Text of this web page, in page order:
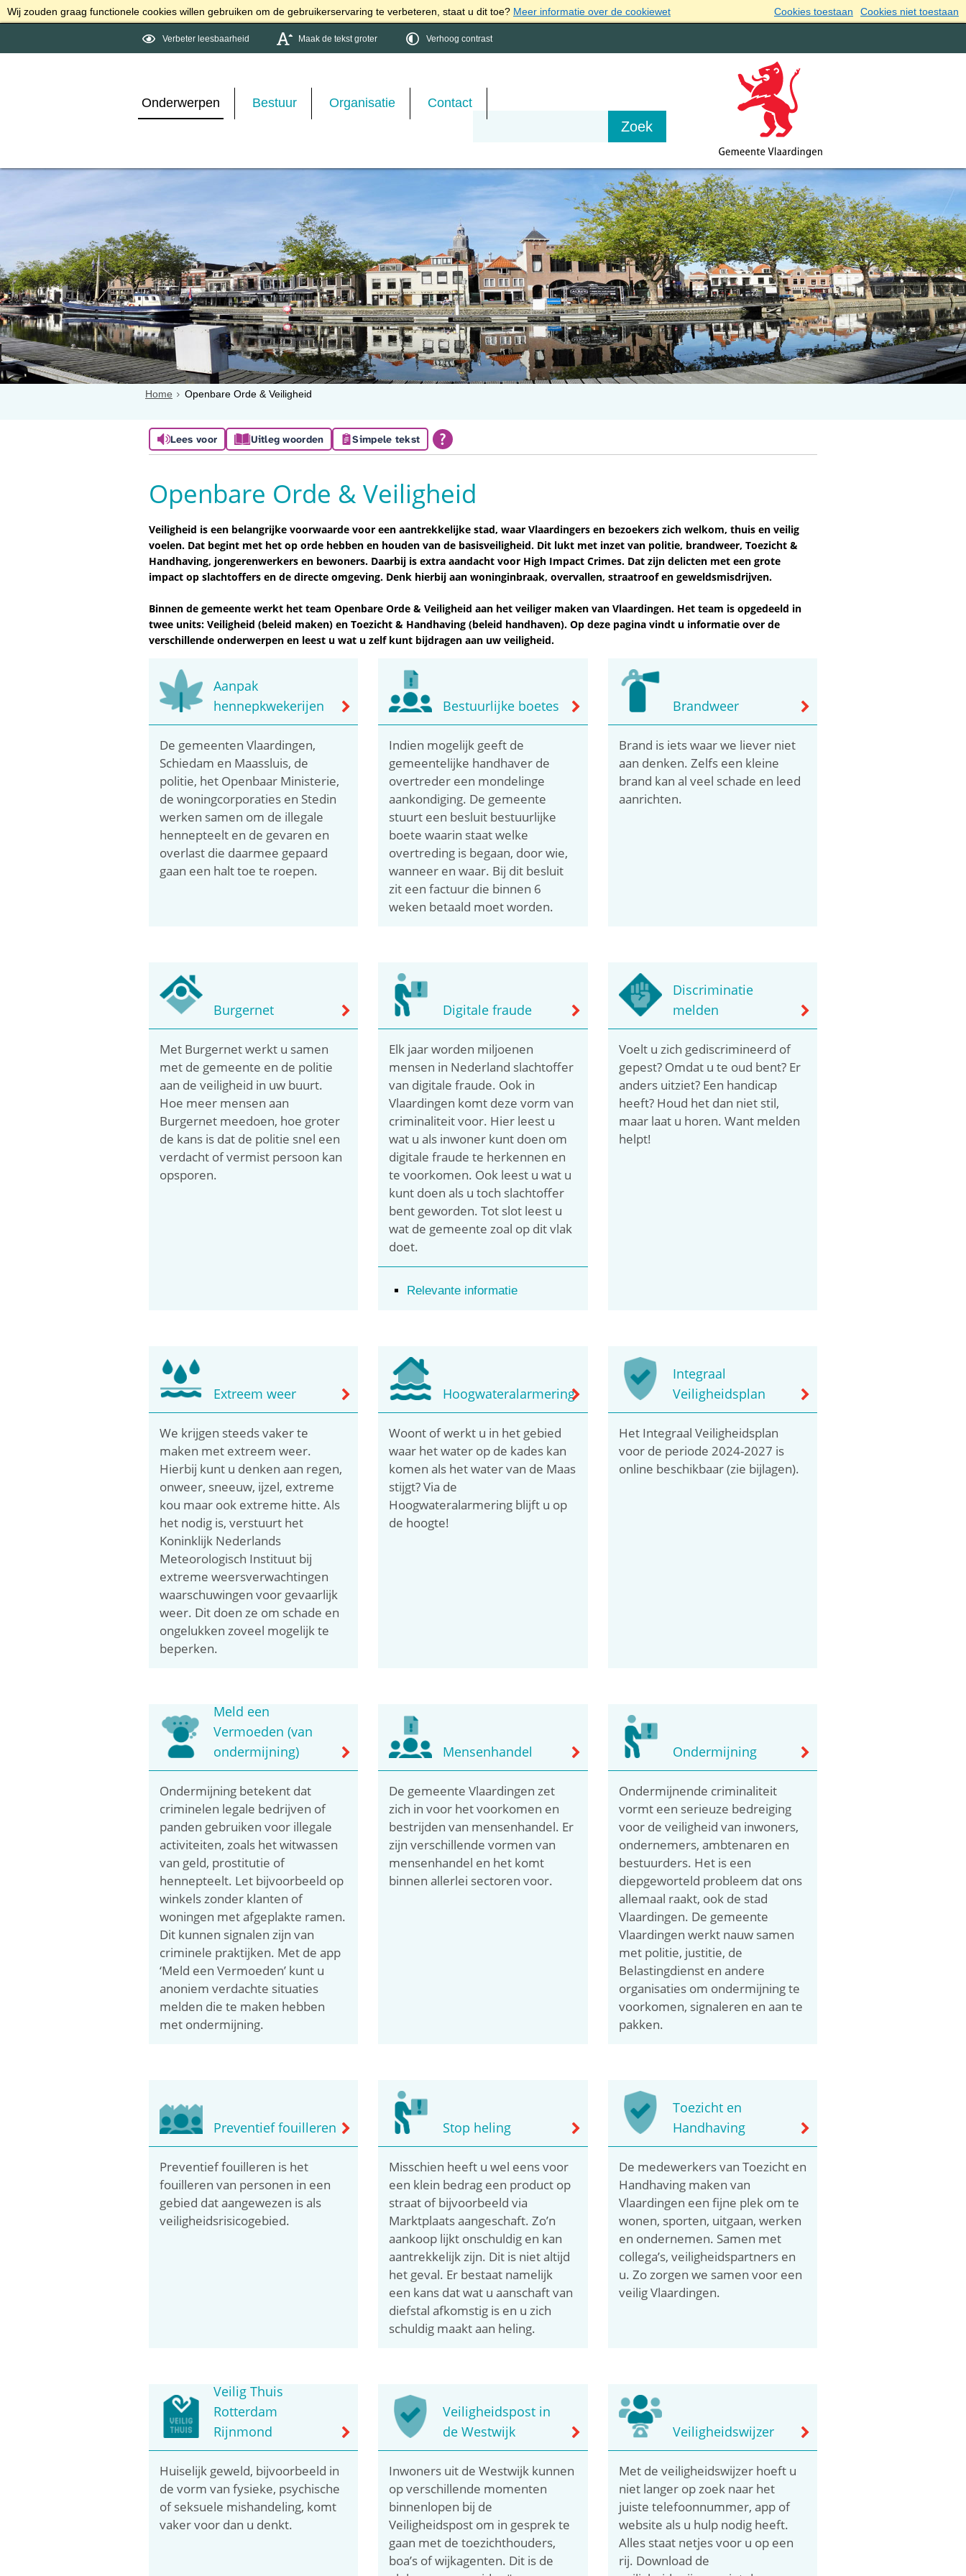
Wij zouden graag functionele cookies willen gebruiken om de gebruikerservaring te verbeteren, staat u dit toe? Meer informatie over de cookiewet Cookies toestaan Cookies niet toestaan
Verbeter leesbaarheid Maak de tekst groter Verhoog contrast
Onderwerpen Bestuur Organisatie Contact
Home Openbare Orde & Veiligheid
Lees voor Uitleg woorden Simpele tekst
Openbare Orde & Veiligheid
Veiligheid is een belangrijke voorwaarde voor een aantrekkelijke stad, waar Vlaardingers en bezoekers zich welkom, thuis en veilig
voelen. Dat begint met het op orde hebben en houden van de basisveiligheid. Dit lukt met inzet van politie, brandweer, Toezicht &
Handhaving, jongerenwerkers en bewoners. Daarbij is extra aandacht voor High Impact Crimes. Dat zijn delicten met een grote
impact op slachtoffers en de directe omgeving. Denk hierbij aan woninginbraak, overvallen, straatroof en geweldsmisdrijven.
Binnen de gemeente werkt het team Openbare Orde & Veiligheid aan het veiliger maken van Vlaardingen. Het team is opgedeeld in
twee units: Veiligheid (beleid maken) en Toezicht & Handhaving (beleid handhaven). Op deze pagina vindt u informatie over de
verschillende onderwerpen en leest u wat u zelf kunt bijdragen aan uw veiligheid.
Aanpak
hennepkwekerijen
De gemeenten Vlaardingen,
Schiedam en Maassluis, de
politie, het Openbaar Ministerie,
de woningcorporaties en Stedin
werken samen om de illegale
hennepteelt en de gevaren en
overlast die daarmee gepaard
gaan een halt toe te roepen.
Bestuurlijke boetes
Indien mogelijk geeft de
gemeentelijke handhaver de
overtreder een mondelinge
aankondiging. De gemeente
stuurt een besluit bestuurlijke
boete waarin staat welke
overtreding is begaan, door wie,
wanneer en waar. Bij dit besluit
zit een factuur die binnen 6
weken betaald moet worden.
Brandweer
Brand is iets waar we liever niet
aan denken. Zelfs een kleine
brand kan al veel schade en leed
aanrichten.
Burgernet
Met Burgernet werkt u samen
met de gemeente en de politie
aan de veiligheid in uw buurt.
Hoe meer mensen aan
Burgernet meedoen, hoe groter
de kans is dat de politie snel een
verdacht of vermist persoon kan
opsporen.
Digitale fraude
Elk jaar worden miljoenen
mensen in Nederland slachtoffer
van digitale fraude. Ook in
Vlaardingen komt deze vorm van
criminaliteit voor. Hier leest u
wat u als inwoner kunt doen om
digitale fraude te herkennen en
te voorkomen. Ook leest u wat u
kunt doen als u toch slachtoffer
bent geworden. Tot slot leest u
wat de gemeente zoal op dit vlak
doet.
Relevante informatie
Discriminatie
melden
Voelt u zich gediscrimineerd of
gepest? Omdat u te oud bent? Er
anders uitziet? Een handicap
heeft? Houd het dan niet stil,
maar laat u horen. Want melden
helpt!
Extreem weer
We krijgen steeds vaker te
maken met extreem weer.
Hierbij kunt u denken aan regen,
onweer, sneeuw, ijzel, extreme
kou maar ook extreme hitte. Als
het nodig is, verstuurt het
Koninklijk Nederlands
Meteorologisch Instituut bij
extreme weersverwachtingen
waarschuwingen voor gevaarlijk
weer. Dit doen ze om schade en
ongelukken zoveel mogelijk te
beperken.
Hoogwateralarmering
Woont of werkt u in het gebied
waar het water op de kades kan
komen als het water van de Maas
stijgt? Via de
Hoogwateralarmering blijft u op
de hoogte!
Integraal
Veiligheidsplan
Het Integraal Veiligheidsplan
voor de periode 2024-2027 is
online beschikbaar (zie bijlagen).
Meld een
Vermoeden (van
ondermijning)
Ondermijning betekent dat
criminelen legale bedrijven of
panden gebruiken voor illegale
activiteiten, zoals het witwassen
van geld, prostitutie of
hennepteelt. Let bijvoorbeeld op
winkels zonder klanten of
woningen met afgeplakte ramen.
Dit kunnen signalen zijn van
criminele praktijken. Met de app
‘Meld een Vermoeden’ kunt u
anoniem verdachte situaties
melden die te maken hebben
met ondermijning.
Mensenhandel
De gemeente Vlaardingen zet
zich in voor het voorkomen en
bestrijden van mensenhandel. Er
zijn verschillende vormen van
mensenhandel en het komt
binnen allerlei sectoren voor.
Ondermijning
Ondermijnende criminaliteit
vormt een serieuze bedreiging
voor de veiligheid van inwoners,
ondernemers, ambtenaren en
bestuurders. Het is een
diepgeworteld probleem dat ons
allemaal raakt, ook de stad
Vlaardingen. De gemeente
Vlaardingen werkt nauw samen
met politie, justitie, de
Belastingdienst en andere
organisaties om ondermijning te
voorkomen, signaleren en aan te
pakken.
Preventief fouilleren
Preventief fouilleren is het
fouilleren van personen in een
gebied dat aangewezen is als
veiligheidsrisicogebied.
Stop heling
Misschien heeft u wel eens voor
een klein bedrag een product op
straat of bijvoorbeeld via
Marktplaats aangeschaft. Zo’n
aankoop lijkt onschuldig en kan
aantrekkelijk zijn. Dit is niet altijd
het geval. Er bestaat namelijk
een kans dat wat u aanschaft van
diefstal afkomstig is en u zich
schuldig maakt aan heling.
Toezicht en
Handhaving
De medewerkers van Toezicht en
Handhaving maken van
Vlaardingen een fijne plek om te
wonen, sporten, uitgaan, werken
en ondernemen. Samen met
collega’s, veiligheidspartners en
u. Zo zorgen we samen voor een
veilig Vlaardingen.
Veilig Thuis
Rotterdam
Rijnmond
Huiselijk geweld, bijvoorbeeld in
de vorm van fysieke, psychische
of seksuele mishandeling, komt
vaker voor dan u denkt.
Veiligheidspost in
de Westwijk
Inwoners uit de Westwijk kunnen
op verschillende momenten
binnenlopen bij de
Veiligheidspost om in gesprek te
gaan met de toezichthouders,
boa’s of wijkagenten. Dit is de
Veiligheidswijzer
Met de veiligheidswijzer hoeft u
niet langer op zoek naar het
juiste telefoonnummer, app of
website als u hulp nodig heeft.
Alles staat netjes voor u op een
rij. Download de